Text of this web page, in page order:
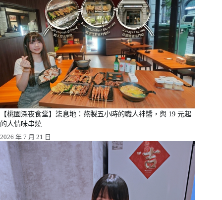
【桃園深夜食堂】柒息地：熬製五小時的職人神醬，與 19 元起
的人情味串燒
2026 年 7 月 21 日